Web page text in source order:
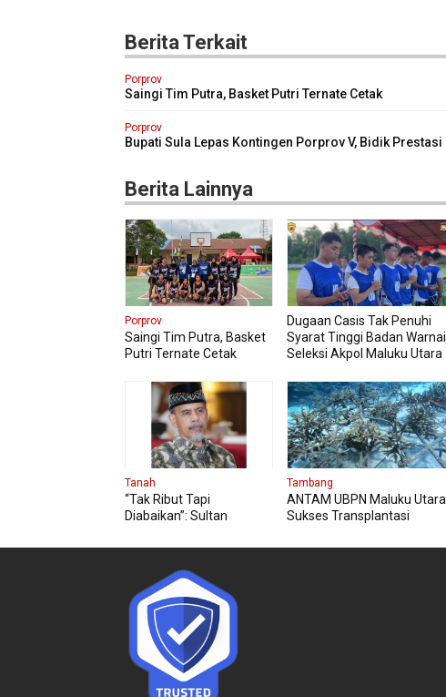
Berita Terkait
Porprov
Saingi Tim Putra, Basket Putri Ternate Cetak
Porprov
Bupati Sula Lepas Kontingen Porprov V, Bidik Prestasi
Berita Lainnya
Porprov
Saingi Tim Putra, Basket
Putri Ternate Cetak
Tidore
Dugaan Casis Tak Penuhi
Syarat Tinggi Badan Warnai
Seleksi Akpol Maluku Utara
Tanah
“Tak Ribut Tapi
Diabaikan”: Sultan
Lamban Akui Tanah Adat
Tambang
ANTAM UBPN Maluku Utara
Sukses Transplantasi
Komitmen Konservasi